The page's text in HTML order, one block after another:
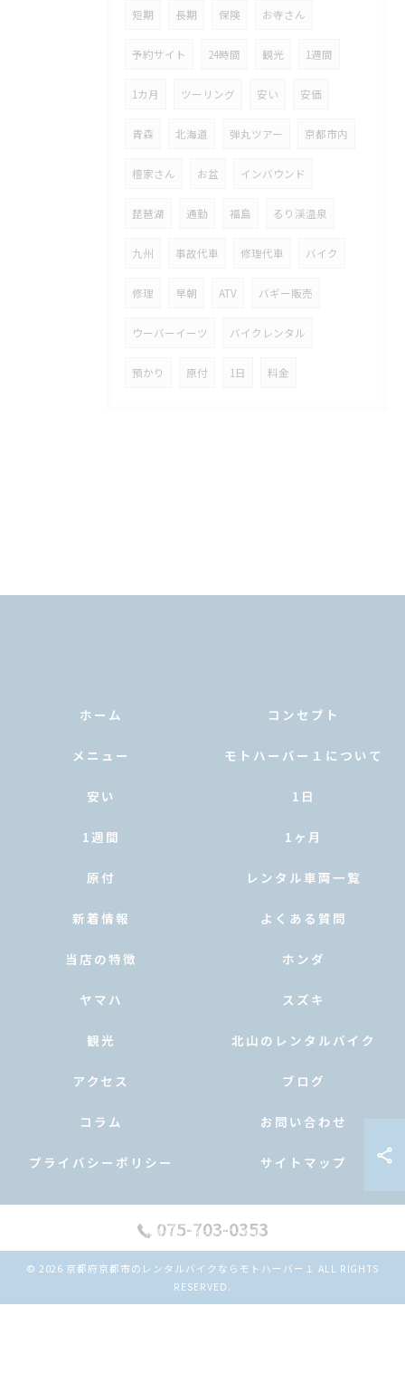
短期 長期 保険 お寺さん
予約サイト 24時間 観光 1週間
1カ月 ツーリング 安い 安価
青森 北海道 弾丸ツアー 京都市内
檀家さん お盆 インバウンド
琵琶湖 通勤 福島 るり渓温泉
九州 事故代車 修理代車 バイク
修理 早朝 ATV バギー販売
ウーバーイーツ バイクレンタル
預かり 原付 1日 料金
075-703-0353
公式LINE ご予約
ホーム コンセプト
メニュー モトハーバー１について
安い 1日
1週間 1ヶ月
原付 レンタル車両一覧
新着情報 よくある質問
当店の特徴 ホンダ
ヤマハ スズキ
観光 北山のレンタルバイク
アクセス ブログ
コラム お問い合わせ
プライバシーポリシー サイトマップ
© 2026 京都府京都市のレンタルバイクならモトハーバー１ ALL RIGHTS
RESERVED.